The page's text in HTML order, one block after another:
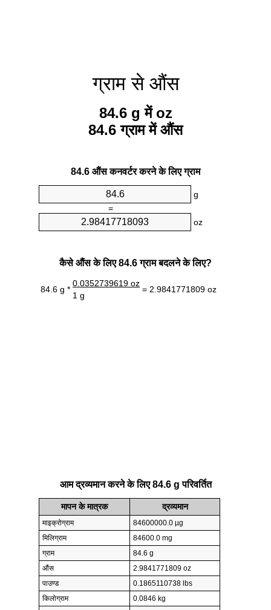
ग्राम से औंस
84.6 g में oz
84.6 ग्राम में औंस
84.6 औंस कनवर्टर करने के लिए ग्राम
g
=
oz
कैसे औंस के लिए 84.6 ग्राम बदलने के लिए?
84.6 g *
0.0352739619 oz
= 2.9841771809 oz
1 g
आम द्रव्यमान करने के लिए 84.6 g परिवर्तित
मापन के मात्रक द्रव्यमान
माइक्रोग्राम
84600000.0 µg
मिलिग्राम
84600.0 mg
ग्राम
84.6 g
औंस
2.9841771809 oz
पाउण्ड
0.1865110738 lbs
किलोग्राम
0.0846 kg